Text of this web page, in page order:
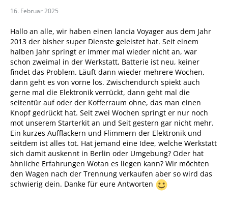
16. Februar 2025
Hallo an alle, wir haben einen lancia Voyager aus dem Jahr
2013 der bisher super Dienste geleistet hat. Seit einem
halben Jahr springt er immer mal wieder nicht an, war
schon zweimal in der Werkstatt, Batterie ist neu, keiner
findet das Problem. Läuft dann wieder mehrere Wochen,
dann geht es von vorne los. Zwischendurch spiekt auch
gerne mal die Elektronik verrückt, dann geht mal die
seitentür auf oder der Kofferraum ohne, das man einen
Knopf gedrückt hat. Seit zwei Wochen springt er nur noch
mot unserem Starterkit an und Seit gestern gar nicht mehr.
Ein kurzes Aufflackern und Flimmern der Elektronik und
seitdem ist alles tot. Hat jemand eine Idee, welche Werkstatt
sich damit auskennt in Berlin oder Umgebung? Oder hat
ähnliche Erfahrungen Wotan es liegen kann? Wir möchten
den Wagen nach der Trennung verkaufen aber so wird das
schwierig dein. Danke für eure Antworten